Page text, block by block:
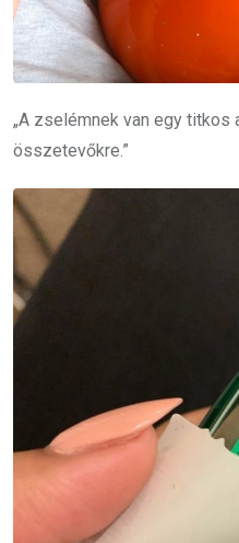
„A zselémnek van egy titkos
összetevőkre.”